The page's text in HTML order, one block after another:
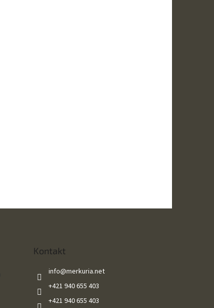
Kontakt
info@merkuria.net
+421 940 655 403
+421 940 655 403